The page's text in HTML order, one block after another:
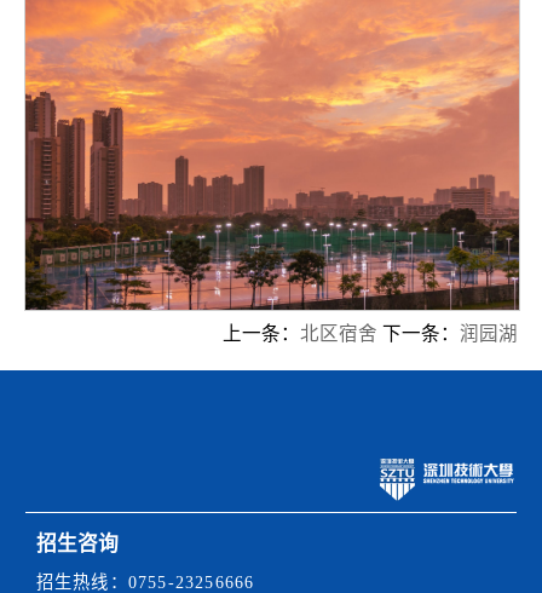
上一条： 北区宿舍 下一条： 润园湖
招生咨询
招生热线： 0755-23256666